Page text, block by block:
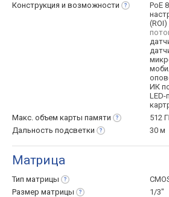
Конструкция и возможности
PoE
(ROI)
ИК
LED-
Макс. объем карты памяти
512
Дальность подсветки 30 м
Матрица
Тип матрицы
Размер матрицы
1/3"